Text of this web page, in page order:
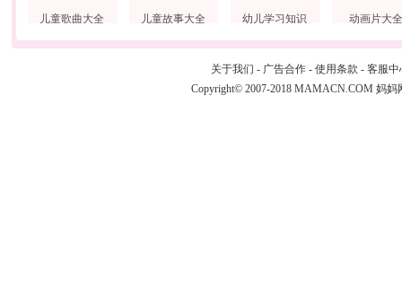
儿童歌曲大全 儿童故事大全 幼儿学习知识 动画片大全
关于我们 - 广告合作 - 使用条款 - 客服中
Copyright© 2007-2018 MAMACN.COM 妈妈